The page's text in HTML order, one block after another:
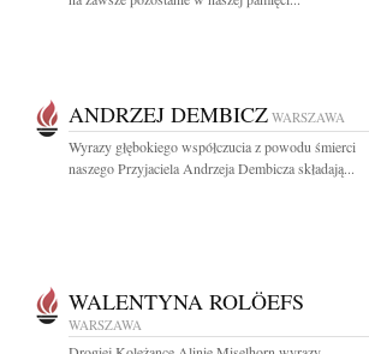
ANDRZEJ DEMBICZ WARSZAWA
Wyrazy głębokiego współczucia z powodu śmierci
naszego Przyjaciela Andrzeja Dembicza składają...
WALENTYNA ROLÖEFS
WARSZAWA